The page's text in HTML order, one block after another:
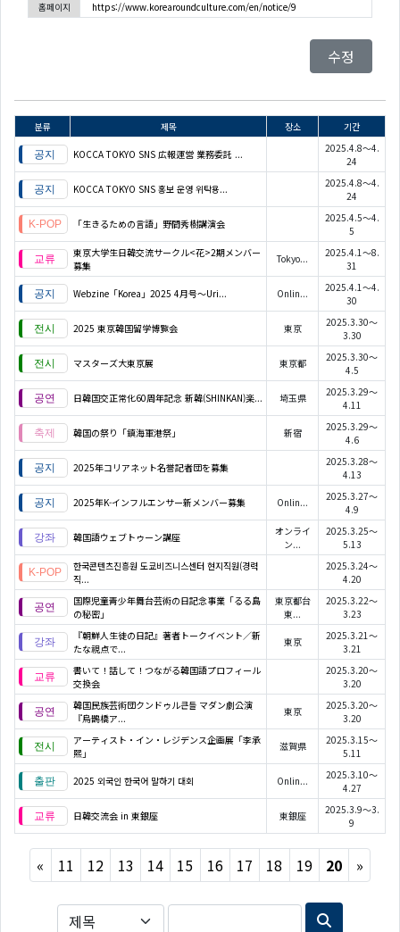
홈페이지 https://www.korearoundculture.com/en/notice/9
수정
분류 제목 장소 기간
KOCCA TOKYO SNS 広報運営 業務委託 ...
2025.4.8～4.
24
KOCCA TOKYO SNS 홍보 운영 위탁용...
2025.4.8～4.
24
「生きるための言語」野間秀樹講演会
2025.4.5～4.
5
東京大学生日韓交流サークル<花>2期メンバー
募集
Tokyo...
2025.4.1～8.
31
Webzine「Korea」2025 4月号～Uri... Onlin...
2025.4.1～4.
30
2025 東京韓国留学博覧会 東京
2025.3.30～
3.30
マスターズ大東京展 東京都
2025.3.30～
4.5
日韓国交正常化60周年記念 新韓(SHINKAN)楽... 埼玉県
2025.3.29～
4.11
韓国の祭り「鎮海軍港祭」 新宿
2025.3.29～
4.6
2025年コリアネット名誉記者団を募集
2025.3.28～
4.13
2025年K-インフルエンサー新メンバー募集 Onlin...
2025.3.27～
4.9
韓国語ウェブトゥーン講座
オンライ
ン...
2025.3.25～
5.13
한국콘텐츠진흥원 도쿄비즈니스센터 현지직원(경력
직...
2025.3.24～
4.20
国際児童青少年舞台芸術の日記念事業「るる島
の秘密」
東京都台
東...
2025.3.22～
3.23
『朝鮮人生徒の日記』著者トークイベント／新
たな視点で...
東京
2025.3.21～
3.21
書いて！話して！つながる韓国語プロフィール
交換会
2025.3.20～
3.20
韓国民族芸術団クンドゥル큰들 マダン劇公演
『烏鵲橋ア...
東京
2025.3.20～
3.20
アーティスト・イン・レジデンス企画展「李承
熙」
滋賀県
2025.3.15～
5.11
2025 외국인 한국어 말하기 대회 Onlin...
2025.3.10～
4.27
日韓交流会 in 東銀座 東銀座
2025.3.9～3.
9
« Previous
11 12 13 14 15 16 17 18 19 20 »Next